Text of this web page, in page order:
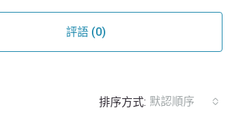
評語 (0)
排序方式: 默認順序